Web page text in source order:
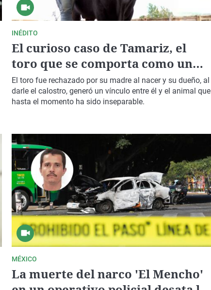
INÉDITO
El curioso caso de Tamariz, el
toro que se comporta como un
animal doméstico en esta finca de
San Sebastián de los Reyes: "Me lo
encontré viendo la tele"
El toro fue rechazado por su madre al nacer y su dueño, al
darle el calostro, generó un vínculo entre él y el animal que
hasta el momento ha sido inseparable.
MÉXICO
La muerte del narco 'El Mencho'